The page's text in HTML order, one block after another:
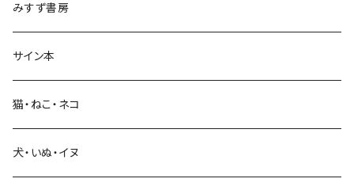
生活・暮らし
みすず書房
サイン本
猫・ねこ・ネコ
犬・いぬ・イヌ